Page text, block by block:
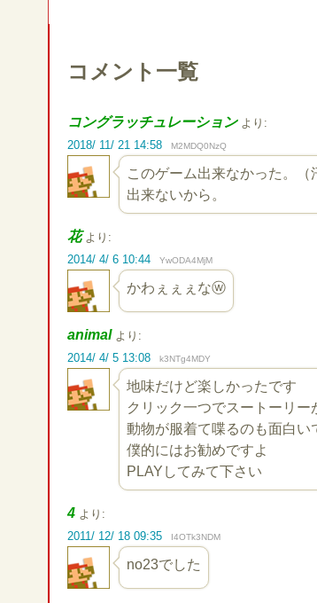
コメント一覧
コングラッチュレーション より:
2018/ 11/ 21 14:58
M2MDQ0NzQ
このゲーム出来なかった。（
出来ないから。
花 より:
2014/ 4/ 6 10:44
YwODA4MjM
かわぇぇぇなⓦ
animal より:
2014/ 4/ 5 13:08
k3NTg4MDY
地味だけど楽しかったです
クリック一つでスートーリ
動物が服着て喋るのも面白い
僕的にはお勧めですよ
PLAYしてみて下さい
4 より:
2011/ 12/ 18 09:35
I4OTk3NDM
no23でした